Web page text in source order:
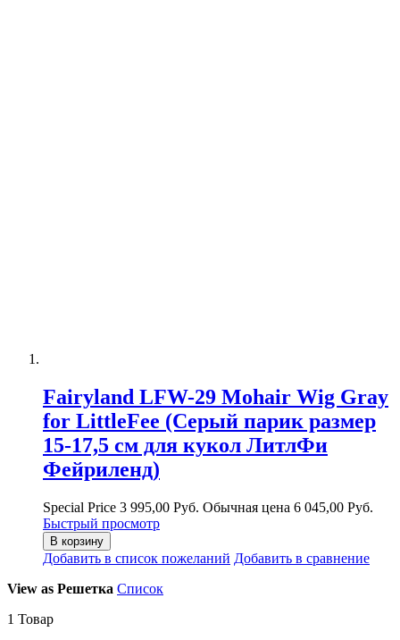
Fairyland LFW-29 Mohair Wig Gray
for LittleFee (Серый парик размер
15-17,5 см для кукол ЛитлФи
Фейриленд)
Special Price 3 995,00 Руб. Обычная цена 6 045,00 Руб.
Быстрый просмотр
В корзину
Добавить в список пожеланий Добавить в сравнение
View as Решетка Список
1 Товар